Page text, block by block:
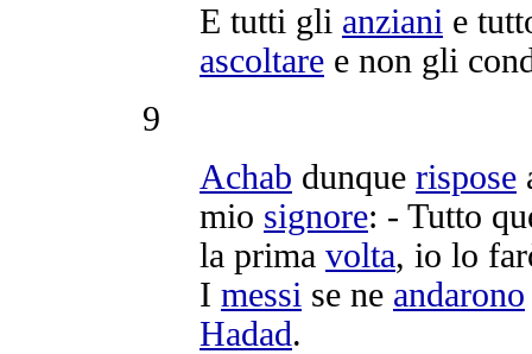
E tutti gli anziani e
ascoltare e non gli
9
Achab dunque rispose
mio signore: - Tutto
la prima volta, io lo
I messi se ne andarono
Hadad.